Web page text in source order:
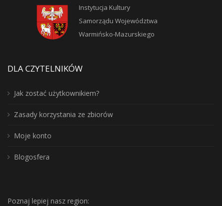
Instytucja Kultury
Samorządu Województwa
Warmińsko-Mazurskiego
DLA CZYTELNIKÓW
Jak zostać użytkownikiem?
Zasady korzystania ze zbiorów
Moje konto
Blogosfera
Poznaj lepiej nasz region: